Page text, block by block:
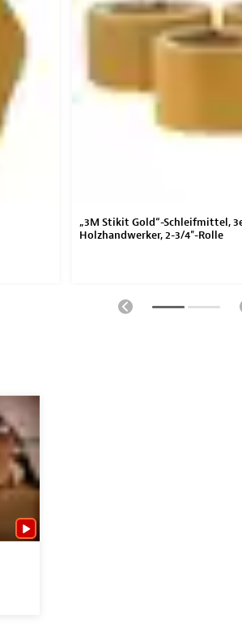
„3M Stikit Gold“-Schleifmittel,
Holzhandwerker, 2-3/4"-Rolle